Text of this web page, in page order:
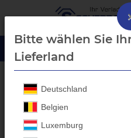
Aluprofil-Bordwanderhöhung
Bitte wählen Sie
Lieferland
Deutschland
Belgien
Luxemburg